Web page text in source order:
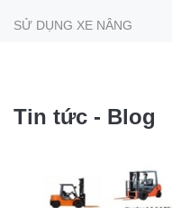
SỬ DỤNG XE NÂNG
Tin tức - Blog